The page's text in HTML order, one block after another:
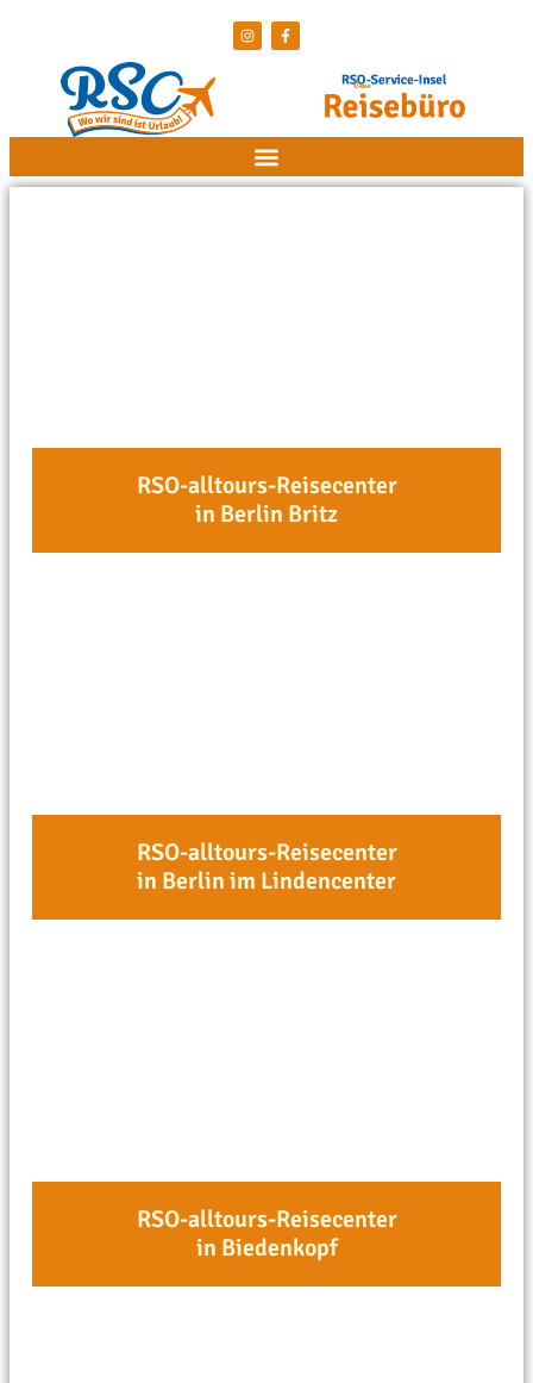
RSO-alltours-Reisecenter
in Berlin Britz
RSO-alltours-Reisecenter
in Berlin im Lindencenter
RSO-alltours-Reisecenter
in Biedenkopf